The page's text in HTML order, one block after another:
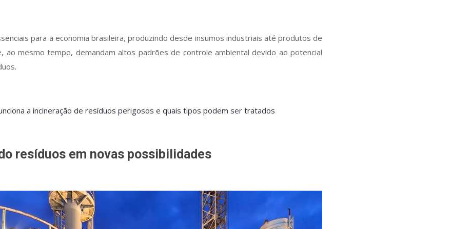
para a economia brasileira, produzindo desde insumos industriais até produtos de
ao mesmo tempo, demandam altos padrões de controle ambiental devido ao potencial
a incineração de resíduos perigosos e quais tipos podem ser tratados
resíduos em novas possibilidades